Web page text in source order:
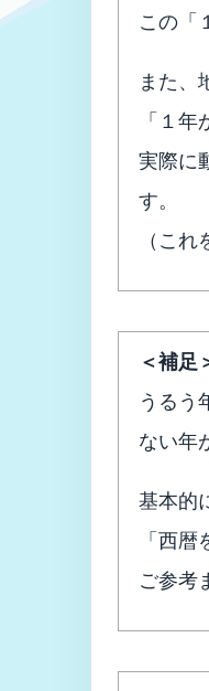
この「
また、
「１
実際に
す。
（こ
＜補足
うるう
ない年
基本的
「西
ご参考